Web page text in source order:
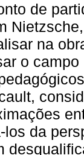
de
na
o
los da